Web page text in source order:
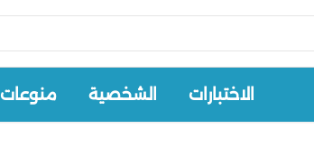
الاختبارات الشخصية منوعات